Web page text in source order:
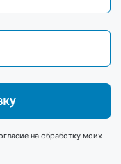
на обработку моих